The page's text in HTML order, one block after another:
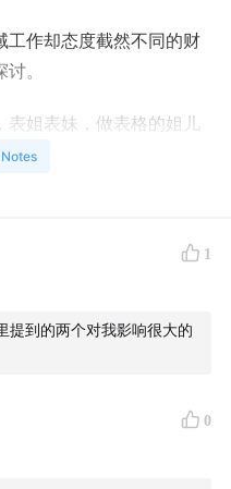
工作却态度截然不同的财
。
姐表妹，做表格的姐儿
妹这次先复盘过去的工
不知道要读什么专业
从大一就得开始废九牛
疫情独居+16点就黢黑的
1
提到的两个对我影响很大的
0